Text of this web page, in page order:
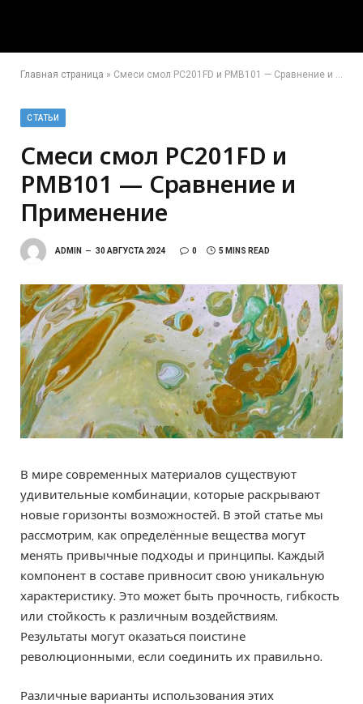
Главная страница » Смеси смол PC201FD и PMB101 — Сравнение и Применение
СТАТЬИ
Смеси смол PC201FD и
PMB101 — Сравнение и
Применение
ADMIN 30 АВГУСТА 2024 0 5 MINS READ
В мире современных материалов существуют
удивительные комбинации, которые раскрывают
новые горизонты возможностей. В этой статье мы
рассмотрим, как определённые вещества могут
менять привычные подходы и принципы. Каждый
компонент в составе привносит свою уникальную
характеристику. Это может быть прочность, гибкость
или стойкость к различным воздействиям.
Результаты могут оказаться поистине
революционными, если соединить их правильно.
Различные варианты использования этих